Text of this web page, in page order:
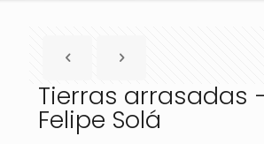
Tierras arrasadas
Felipe Solá